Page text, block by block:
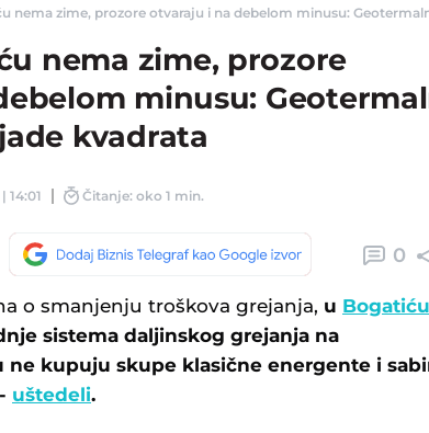
nema zime, prozore otvaraju i na debelom minusu:
nema zime, prozore
minusu:
kvadrata
14:01 Čitanje: oko 1 min.
0
o smanjenju troškova grejanja, u Bogatiću
sistema daljinskog grejanja na
kupuju skupe klasične energente i
uštedeli.